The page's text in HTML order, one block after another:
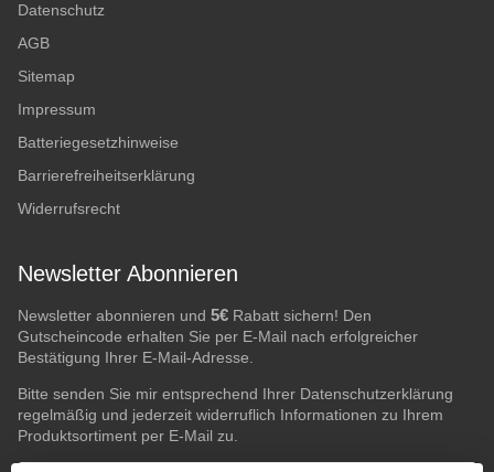
Datenschutz
AGB
Sitemap
Impressum
Batteriegesetzhinweise
Barrierefreiheitserklärung
Widerrufsrecht
Newsletter Abonnieren
Newsletter abonnieren und 5€ Rabatt sichern! Den
Gutscheincode erhalten Sie per E-Mail nach erfolgreicher
Bestätigung Ihrer E-Mail-Adresse.
Bitte senden Sie mir entsprechend Ihrer Datenschutzerklärung
regelmäßig und jederzeit widerruflich Informationen zu Ihrem
Produktsortiment per E-Mail zu.